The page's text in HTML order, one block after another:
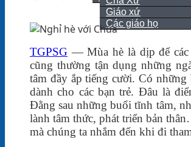
Giáo xứ
Các giáo họ
TGPSG — Mùa hè là dịp để các
cũng thường tận dụng những
tâm đầy ắp tiếng cười. Có
dành cho các bạn trẻ. Đâu là
Đằng sau những buổi tĩnh tâm,
lành tâm thức, phát triển bản
mà chúng ta nhắm đến khi đi